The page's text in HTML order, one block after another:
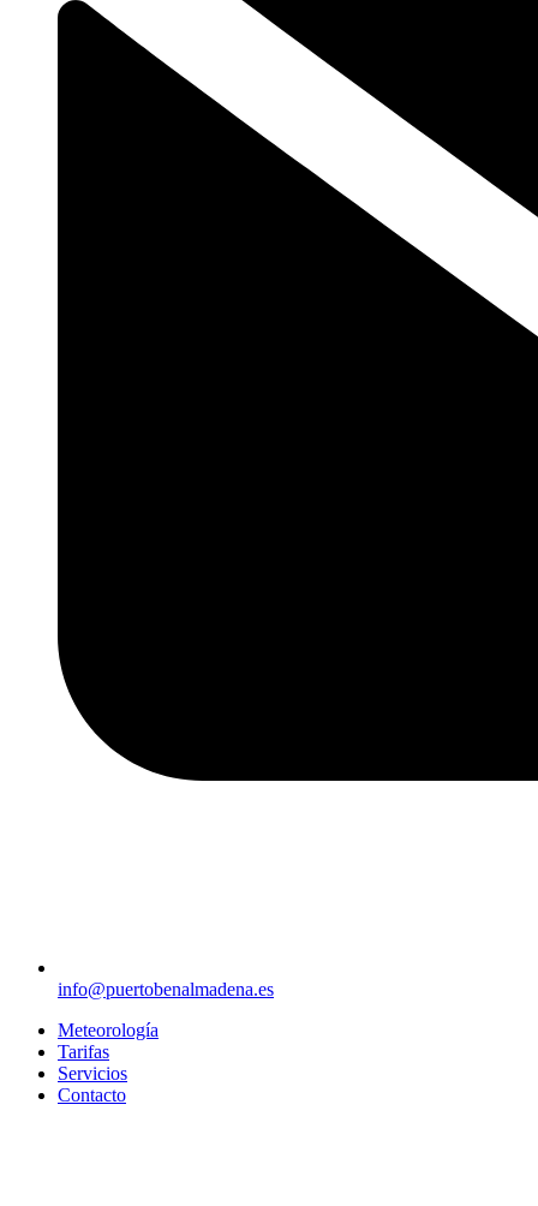
info@puertobenalmadena.es
Meteorología
Tarifas
Servicios
Contacto